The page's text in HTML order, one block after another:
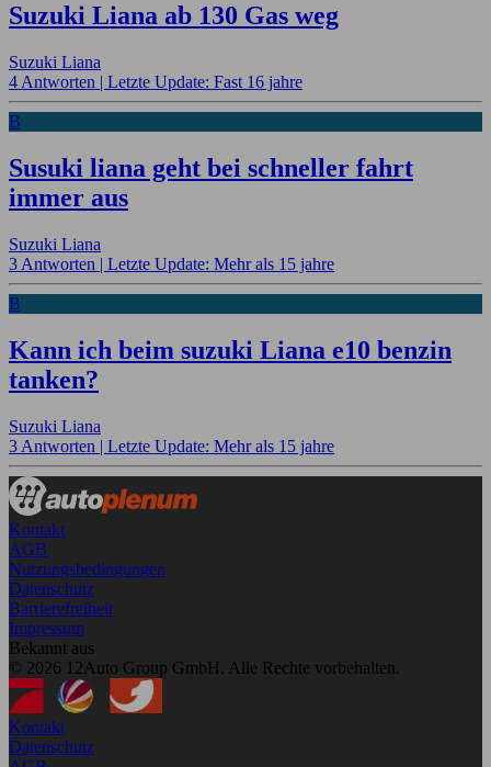
Suzuki Liana ab 130 Gas weg
Suzuki Liana
4 Antworten | Letzte Update: Fast 16 jahre
B
Susuki liana geht bei schneller fahrt
immer aus
Suzuki Liana
3 Antworten | Letzte Update: Mehr als 15 jahre
B
Kann ich beim suzuki Liana e10 benzin
tanken?
Suzuki Liana
3 Antworten | Letzte Update: Mehr als 15 jahre
Kontakt
AGB
Nutzungsbedingungen
Datenschutz
Barrierefreiheit
Impressum
Bekannt aus
© 2026 12Auto Group GmbH. Alle Rechte vorbehalten.
Kontakt
Datenschutz